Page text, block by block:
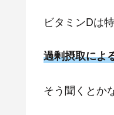
ビタミンDは
過剰摂取によ
そう聞くとか